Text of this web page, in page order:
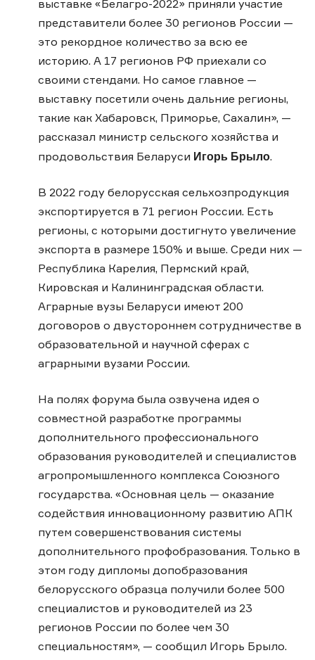
выставке «Белагро-2022» приняли участие
представители более 30 регионов России —
это рекордное количество за всю ее
историю. А 17 регионов РФ приехали со
своими стендами. Но самое главное —
выставку посетили очень дальние регионы,
такие как Хабаровск, Приморье, Сахалин», —
рассказал министр сельского хозяйства и
продовольствия Беларуси Игорь Брыло.
В 2022 году белорусская сельхозпродукция
экспортируется в 71 регион России. Есть
регионы, с которыми достигнуто увеличение
экспорта в размере 150% и выше. Среди них —
Республика Карелия, Пермский край,
Кировская и Калининградская области.
Аграрные вузы Беларуси имеют 200
договоров о двустороннем сотрудничестве в
образовательной и научной сферах с
аграрными вузами России.
На полях форума была озвучена идея о
совместной разработке программы
дополнительного профессионального
образования руководителей и специалистов
агропромышленного комплекса Союзного
государства. «Основная цель — оказание
содействия инновационному развитию АПК
путем совершенствования системы
дополнительного профобразования. Только в
этом году дипломы допобразования
белорусского образца получили более 500
специалистов и руководителей из 23
регионов России по более чем 30
специальностям», — сообщил Игорь Брыло.